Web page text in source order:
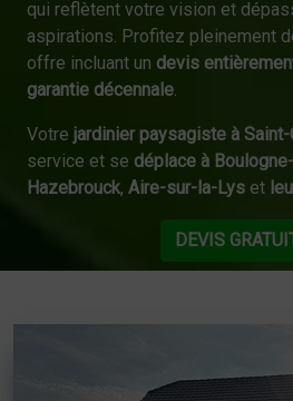
qui reflètent votre vision et
aspirations. Profitez pleinement
offre incluant un devis
garantie décennale.
Votre jardinier paysagiste à Saint-
service et se déplace à
Hazebrouck, Aire-sur-la-Lys et
DEVIS